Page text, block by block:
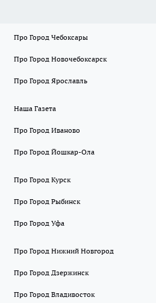
Про Город Чебоксары
Про Город Новочебоксарск
Про Город Ярославль
Наша Газета
Про Город Иваново
Про Город Йошкар-Ола
Про Город Курск
Про Город Рыбинск
Про Город Уфа
Про Город Нижний Новгород
Про Город Дзержинск
Про Город Владивосток